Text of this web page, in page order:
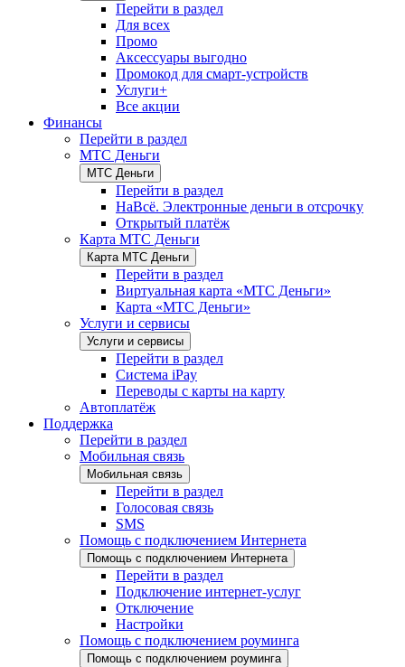
Перейти в раздел
Для всех
Промо
Аксессуары выгодно
Промокод для смарт-устройств
Услуги+
Все акции
Финансы
Перейти в раздел
МТС Деньги
МТС Деньги
Перейти в раздел
НаВсё. Электронные деньги в отсрочку
Открытый платёж
Карта МТС Деньги
Карта МТС Деньги
Перейти в раздел
Виртуальная карта «МТС Деньги»
Карта «МТС Деньги»
Услуги и сервисы
Услуги и сервисы
Перейти в раздел
Система iPay
Переводы с карты на карту
Автоплатёж
Поддержка
Перейти в раздел
Мобильная связь
Мобильная связь
Перейти в раздел
Голосовая связь
SMS
Помощь с подключением Интернета
Помощь с подключением Интернета
Перейти в раздел
Подключение интернет-услуг
Отключение
Настройки
Помощь с подключением роуминга
Помощь с подключением роуминга